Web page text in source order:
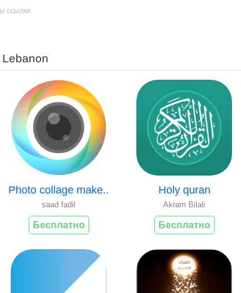
ссылки
Photo collage make..
saad fadil
Бесплатно
Holy quran
Akram Bilali
Бесплатно